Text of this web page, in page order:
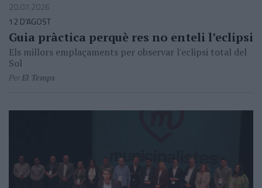
20.07.2026
12 D'AGOST
Guia pràctica perquè res no enteli l’eclipsi
Els millors emplaçaments per observar l'eclipsi total del
Sol
PerEl Temps